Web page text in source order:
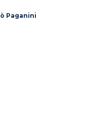
Paganini